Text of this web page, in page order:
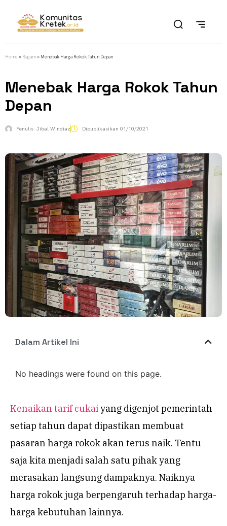
Home » Ragam » Menebak Harga Rokok Tahun Depan
Menebak Harga Rokok Tahun
Depan
Penulis: Jibal Windiaz Dipublikasikan 01/10/2021
Dalam Artikel Ini
No headings were found on this page.
Kenaikan tarif cukai yang digenjot pemerintah
setiap tahun dapat dipastikan membuat
pasaran harga rokok akan terus naik. Tentu
saja kita menjadi salah satu pihak yang
merasakan langsung dampaknya. Naiknya
harga rokok juga berpengaruh terhadap harga-
harga kebutuhan lainnya.